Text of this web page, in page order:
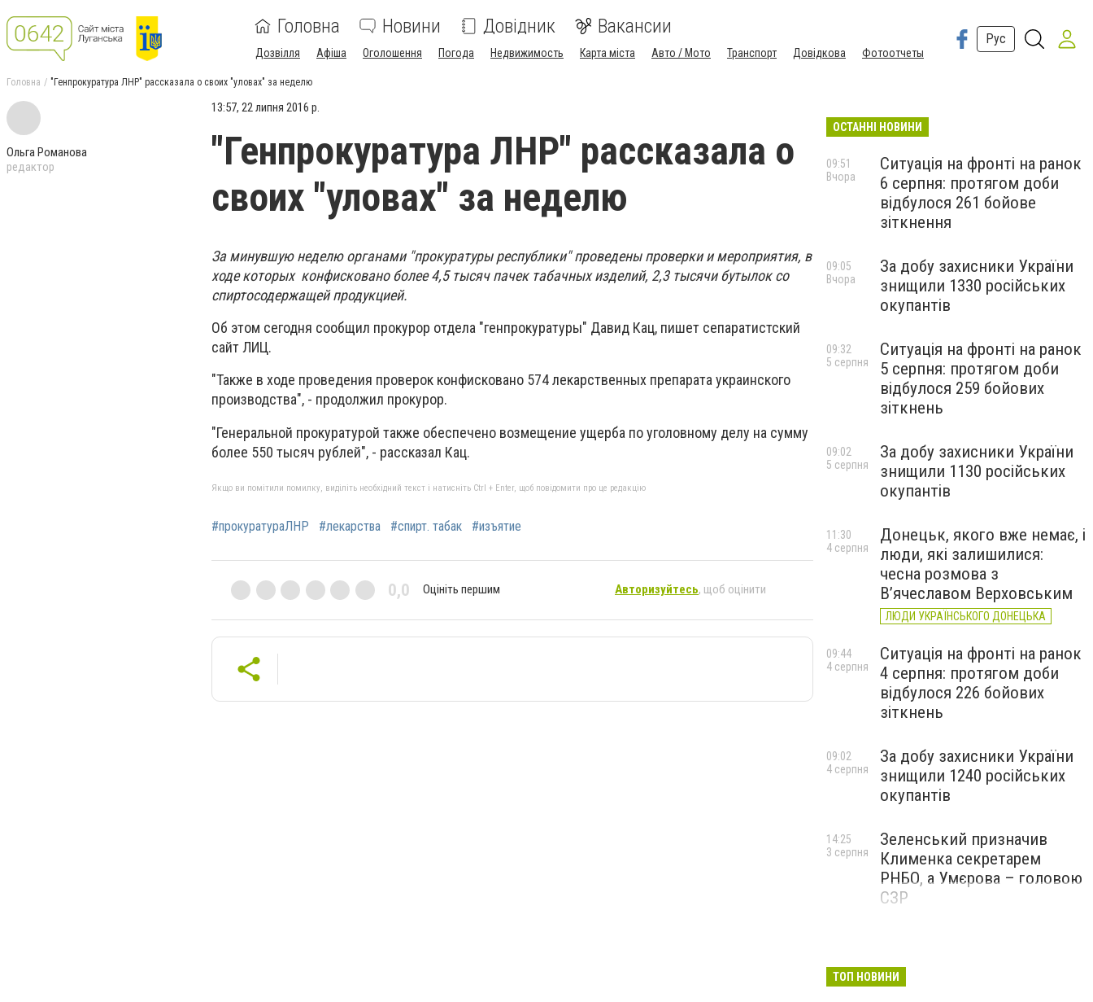
Головна Новини Довідник Вакансии
Дозвілля Афіша Оголошення Погода Недвижимость Карта міста Авто / Мото Транспорт Довідкова Фотоотчеты
Рус
Головна "Генпрокуратура ЛНР" рассказала о своих "уловах" за неделю
Ольга Романова
редактор
13:57, 22 липня 2016 р.
"Генпрокуратура ЛНР" рассказала о
своих "уловах" за неделю
За минувшую неделю органами "прокуратуры республики" проведены проверки и мероприятия, в
ходе которых конфисковано более 4,5 тысяч пачек табачных изделий, 2,3 тысячи бутылок со
спиртосодержащей продукцией.
Об этом сегодня сообщил прокурор отдела "генпрокуратуры" Давид Кац, пишет сепаратистский
сайт ЛИЦ.
"Также в ходе проведения проверок конфисковано 574 лекарственных препарата украинского
производства", - продолжил прокурор.
"Генеральной прокуратурой также обеспечено возмещение ущерба по уголовному делу на сумму
более 550 тысяч рублей", - рассказал Кац.
Якщо ви помітили помилку, виділіть необхідний текст і натисніть Ctrl + Enter, щоб повідомити про це редакцію
#прокуратураЛНР #лекарства #спирт. табак #изъятие
0,0 Оцініть першим Авторизуйтесь, щоб оцінити
ОСТАННІ НОВИНИ
Ситуація на фронті на ранок
6 серпня: протягом доби
відбулося 261 бойове
зіткнення
09:51
Вчора
За добу захисники України
знищили 1330 російських
окупантів
09:05
Вчора
Ситуація на фронті на ранок
5 серпня: протягом доби
відбулося 259 бойових
зіткнень
09:32
5 серпня
За добу захисники України
знищили 1130 російських
окупантів
09:02
5 серпня
Донецьк, якого вже немає, і
люди, які залишилися:
чесна розмова з
В’ячеславом Верховським
ЛЮДИ УКРАЇНСЬКОГО ДОНЕЦЬКА
11:30
4 серпня
Ситуація на фронті на ранок
4 серпня: протягом доби
відбулося 226 бойових
зіткнень
09:44
4 серпня
За добу захисники України
знищили 1240 російських
окупантів
09:02
4 серпня
Зеленський призначив
Клименка секретарем
РНБО, а Умєрова – головою
СЗР
14:25
3 серпня
ТОП НОВИНИ